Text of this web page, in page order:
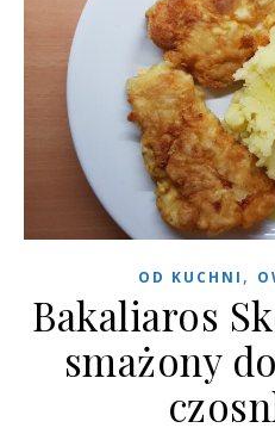
OD KUCHNI ,
Bakaliaros
smażony